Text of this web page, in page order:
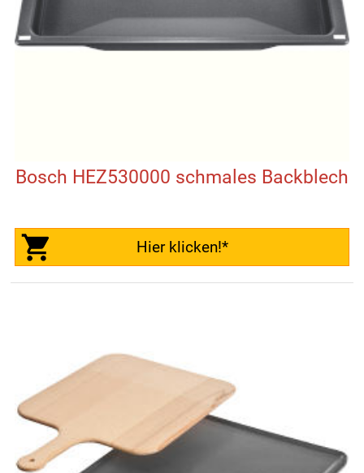
Bosch HEZ530000 schmales Backblech
Hier klicken!*